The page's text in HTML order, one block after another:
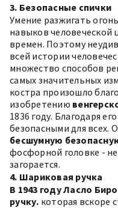
3. Безопасные спички
Умение разжигать
навыков человеческой
времен. Поэтому
всей истории
множество способов
самых значительных
костра произошло
изобретению
1836 году. Благодаря
безопасными для всех.
бесшумную
фосфорной головке -
загорается.
4. Шариковая ручка
В 1943 году Ласло
ручку. которая вскоре